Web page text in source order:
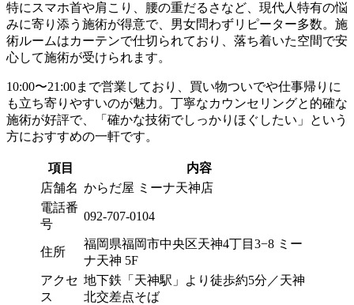
特にスマホ首や肩こり、腰の重だるさなど、現代人特有の悩
みに寄り添う施術が得意で、男女問わずリピーター多数。施
術ルームはカーテンで仕切られており、落ち着いた空間で安
心して施術が受けられます。
10:00〜21:00まで営業しており、買い物ついでや仕事帰りに
も立ち寄りやすいのが魅力。丁寧なカウンセリングと的確な
施術が好評で、「確かな技術でしっかりほぐしたい」という
方におすすめの一軒です。
項目
内容
店舗名 からだ屋 ミーナ天神店
電話番
号
092-707-0104
住所
福岡県福岡市中央区天神4丁目3−8 ミー
ナ天神 5F
アクセ
ス
地下鉄「天神駅」より徒歩約5分／天神
北交差点そば